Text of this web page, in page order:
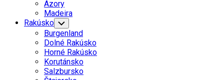
Azory
Madeira
Rakúsko Toggle
Child
Menu
Burgenland
Dolné Rakúsko
Horné Rakúsko
Korutánsko
Salzbursko